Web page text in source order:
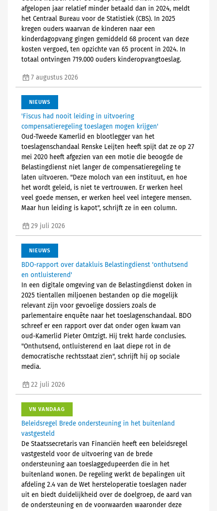
afgelopen jaar relatief minder betaald dan in 2024, meldt
het Centraal Bureau voor de Statistiek (CBS). In 2025
kregen ouders waarvan de kinderen naar een
kinderdagopvang gingen gemiddeld 68 procent van deze
kosten vergoed, ten opzichte van 65 procent in 2024. In
totaal ontvingen 719.000 ouders kinderopvangtoeslag.
7 augustus 2026
NIEUWS
'Fiscus had nooit leiding in uitvoering
compensatieregeling toeslagen mogen krijgen'
Oud-Tweede Kamerlid en blootlegger van het
toeslagenschandaal Renske Leijten heeft spijt dat ze op 27
mei 2020 heeft afgezien van een motie die beoogde de
Belastingdienst niet langer de compensatieregeling te
laten uitvoeren. "Deze moloch van een instituut, en hoe
het wordt geleid, is niet te vertrouwen. Er werken heel
veel goede mensen, er werken heel veel integere mensen.
Maar hun leiding is kapot", schrijft ze in een column.
29 juli 2026
NIEUWS
BDO-rapport over datakluis Belastingdienst 'onthutsend
en ontluisterend'
In een digitale omgeving van de Belastingdienst doken in
2025 tientallen miljoenen bestanden op die mogelijk
relevant zijn voor gevoelige dossiers zoals de
parlementaire enquête naar het toeslagenschandaal. BDO
schreef er een rapport over dat onder ogen kwam van
oud-Kamerlid Pieter Omtzigt. Hij trekt harde conclusies.
"Onthutsend, ontluisterend en laat diepe rot in de
democratische rechtsstaat zien", schrijft hij op sociale
media.
22 juli 2026
VN VANDAAG
Beleidsregel Brede ondersteuning in het buitenland
vastgesteld
De Staatssecretaris van Financiën heeft een beleidsregel
vastgesteld voor de uitvoering van de brede
ondersteuning aan toeslaggedupeerden die in het
buitenland wonen. De regeling werkt de bepalingen uit
afdeling 2.4 van de Wet hersteloperatie toeslagen nader
uit en biedt duidelijkheid over de doelgroep, de aard van
de ondersteuning en de voorwaarden waaronder deze